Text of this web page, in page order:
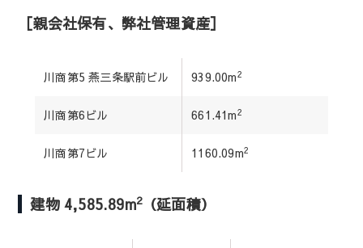
［親会社保有、弊社管理資産］
川商第5 燕三条駅前ビル 939.00m2
川商第6ビル 661.41m2
川商第7ビル 1160.09m2
建物 4,585.89m2（延面積）